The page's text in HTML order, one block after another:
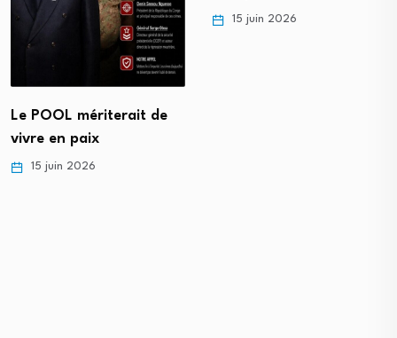
Le POOL mériterait de
vivre en paix
15 juin 2026
15 juin 2026